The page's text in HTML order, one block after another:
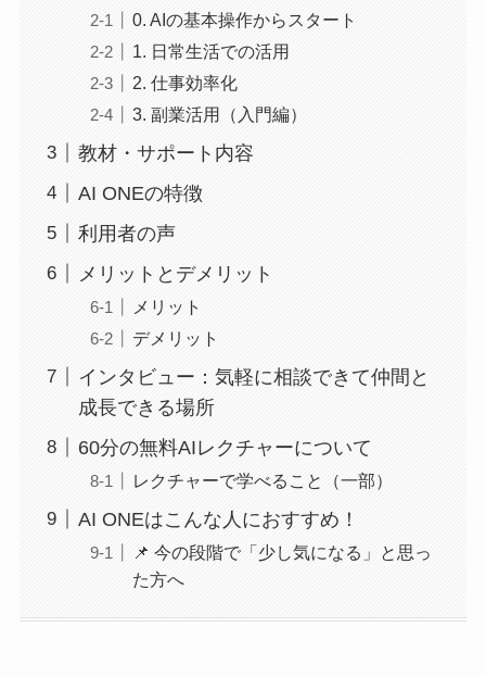
0. AIの基本操作からスタート
1. 日常生活での活用
2. 仕事効率化
3. 副業活用（入門編）
教材・サポート内容
AI ONEの特徴
利用者の声
メリットとデメリット
メリット
デメリット
インタビュー：気軽に相談できて仲間と
成長できる場所
60分の無料AIレクチャーについて
レクチャーで学べること（一部）
AI ONEはこんな人におすすめ！
📌 今の段階で「少し気になる」と思っ
た方へ